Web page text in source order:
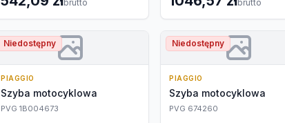
brutto brutto
Niedostępny
PIAGGIO
Szyba motocyklowa
PVG 1B004673
Niedostępny
PIAGGIO
Szyba motocyklowa
PVG 674260